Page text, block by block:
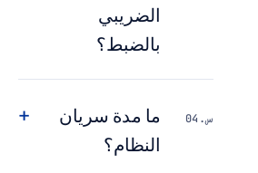
ما مدة سريان
+